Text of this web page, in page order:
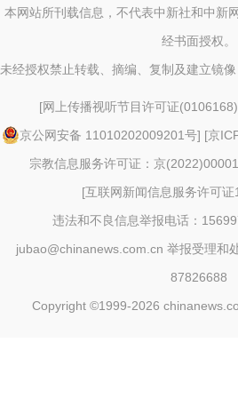
本网站所刊载信息，不代表中新社和中新
经书面授权。
未经授权禁止转载、摘编、复制及建立镜
[网上传播视听节目许可证(0106168)
京公网安备 11010202009201号] [京
宗教信息服务许可证：京
[互联网新闻信息服务许可
违法和不良信息举报电话：
jubao@chinanews.com.cn 举报受理和
87826688
Copyright ©1999-2026